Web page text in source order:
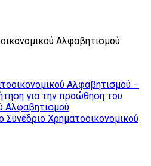
Αλφαβητισμού
Αλφαβητισμού –
για την προώθηση του
Αλφαβητισμού
Χρηματοοικονομικού